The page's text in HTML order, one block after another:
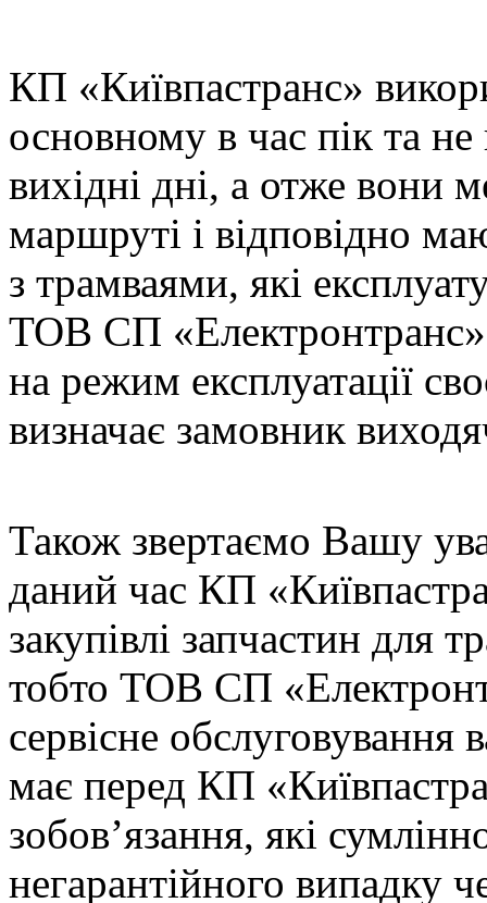
КП «Київпастранс»
основному в час пік та
вихідні дні, а отже вони
маршруті і відповідно
з трамваями, які
ТОВ СП
на режим експлуатації
визначає замовник
Також звертаємо Вашу
даний час КП
закупівлі запчастин для
тобто ТОВ СП
сервісне обслуговування
має перед КП
зобов’язання, які
негарантійного випадку